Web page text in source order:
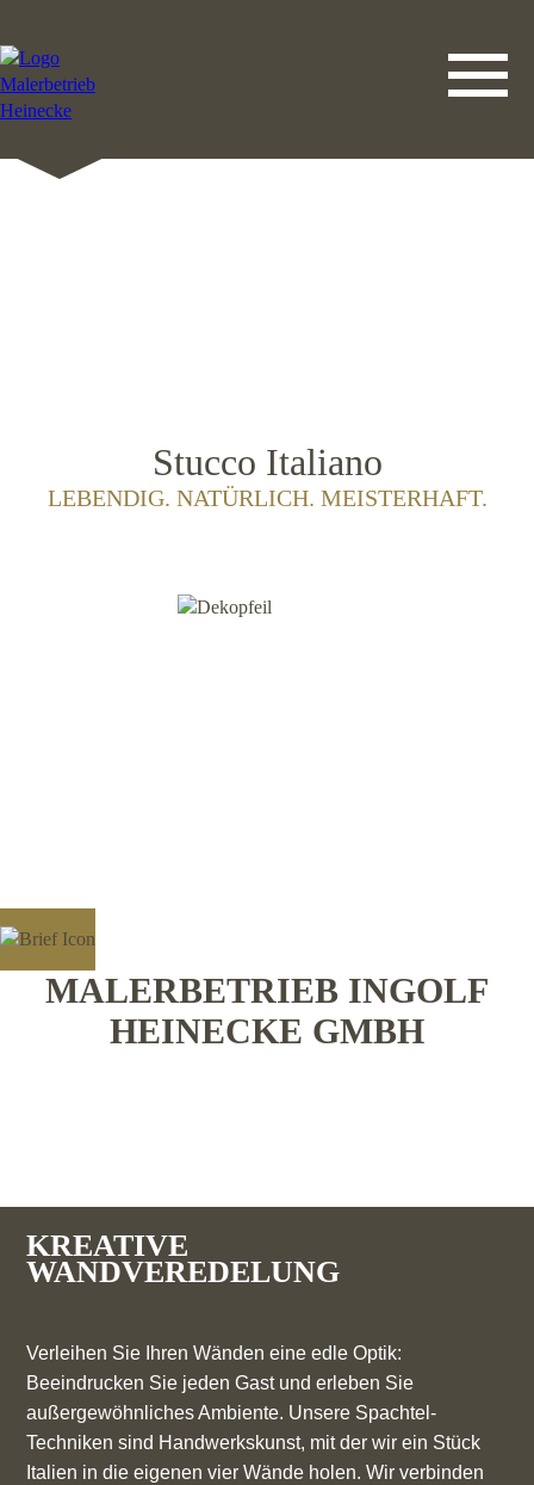
Stucco Italiano
LEBENDIG. NATÜRLICH. MEISTERHAFT.
MALERBETRIEB INGOLF
HEINECKE GMBH
KREATIVE
WANDVEREDELUNG
Verleihen Sie Ihren Wänden eine edle Optik:
Beeindrucken Sie jeden Gast und erleben Sie
außergewöhnliches Ambiente. Unsere Spachtel-
Techniken sind Handwerkskunst, mit der wir ein Stück
Italien in die eigenen vier Wände holen. Wir verbinden